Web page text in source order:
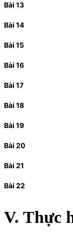
Bài 13
Bài 14
Bài 15
Bài 16
Bài 17
Bài 18
Bài 19
Bài 20
Bài 21
Bài 22
V. Thực